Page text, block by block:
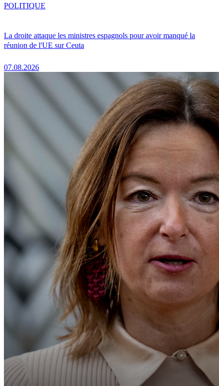
La droite attaque les ministres espagnols pour avoir manqué la
réunion de l'UE sur Ceuta
07.08.2026
POLITIQUE